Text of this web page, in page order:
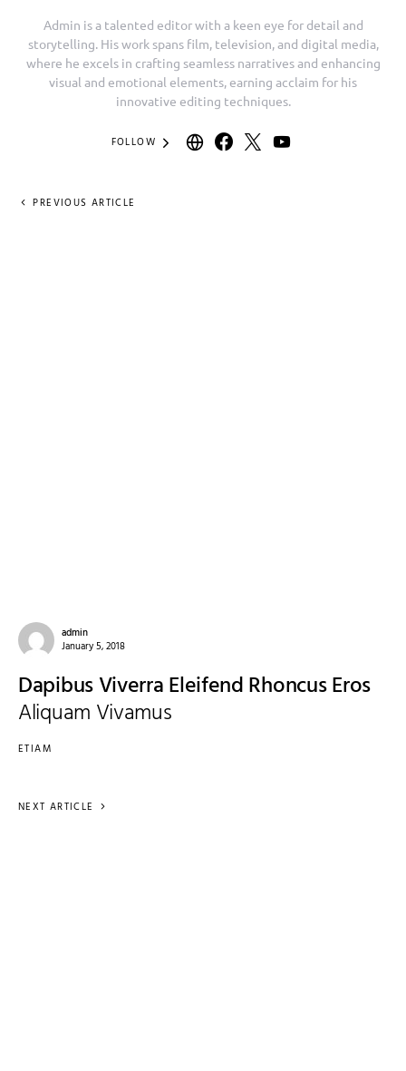
Admin is a talented editor with a keen eye for detail and
storytelling. His work spans film, television, and digital media,
where he excels in crafting seamless narratives and enhancing
visual and emotional elements, earning acclaim for his
innovative editing techniques.
FOLLOW
PREVIOUS ARTICLE
admin
January 5, 2018
Dapibus Viverra Eleifend Rhoncus Eros
Aliquam Vivamus
ETIAM
NEXT ARTICLE